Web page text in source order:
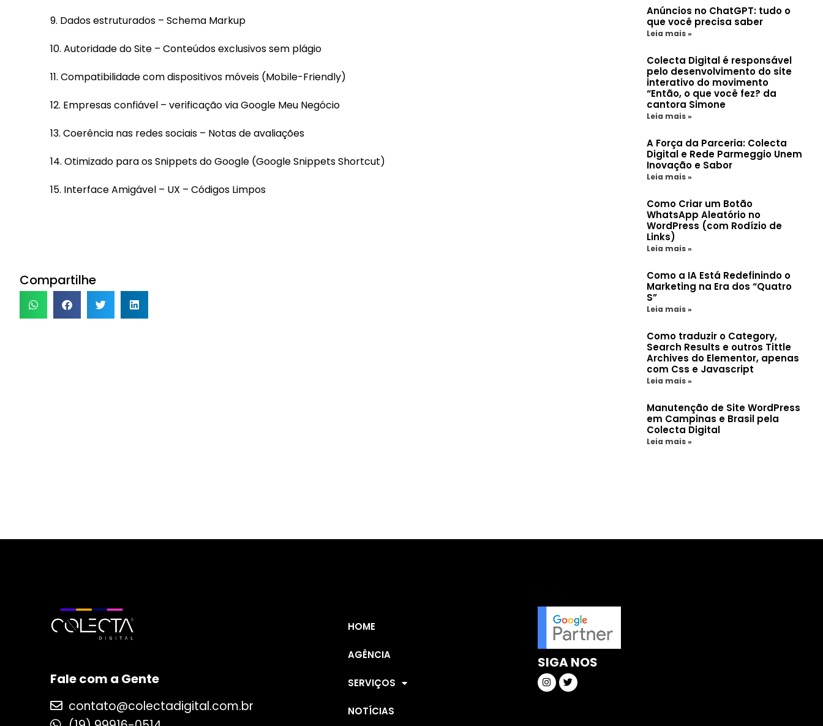
9. Dados estruturados – Schema Markup
10. Autoridade do Site – Conteúdos exclusivos sem plágio
11. Compatibilidade com dispositivos móveis (Mobile-Friendly)
12. Empresas confiável – verificação via Google Meu Negócio
13. Coerência nas redes sociais – Notas de avaliações
14. Otimizado para os Snippets do Google (Google Snippets Shortcut)
15. Interface Amigável – UX – Códigos Limpos
Compartilhe
Anúncios no ChatGPT: tudo o
que você precisa saber
Leia mais »
Colecta Digital é responsável
pelo desenvolvimento do site
interativo do movimento
“Então, o que você fez? da
cantora Simone
Leia mais »
A Força da Parceria: Colecta
Digital e Rede Parmeggio Unem
Inovação e Sabor
Leia mais »
Como Criar um Botão
WhatsApp Aleatório no
WordPress (com Rodízio de
Links)
Leia mais »
Como a IA Está Redefinindo o
Marketing na Era dos “Quatro
S”
Leia mais »
Como traduzir o Category,
Search Results e outros Tittle
Archives do Elementor, apenas
com Css e Javascript
Leia mais »
Manutenção de Site WordPress
em Campinas e Brasil pela
Colecta Digital
Leia mais »
Fale com a Gente
contato@colectadigital.com.br
HOME
AGÊNCIA
SERVIÇOS
NOTÍCIAS
SIGA NOS